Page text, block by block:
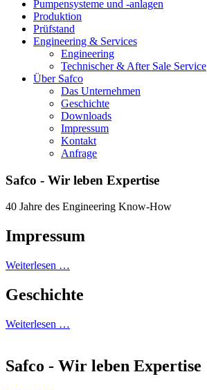
Pumpensysteme und -anlagen
Produktion
Prüfstand
Engineering & Services
Engineering
Technischer & After Sale Service
Über Safco
Das Unternehmen
Geschichte
Downloads
Impressum
Kontakt
Anfrage
Safco - Wir leben Expertise
40 Jahre des Engineering Know-How
Impressum
Weiterlesen …
Geschichte
Weiterlesen …
Safco - Wir leben Expertise